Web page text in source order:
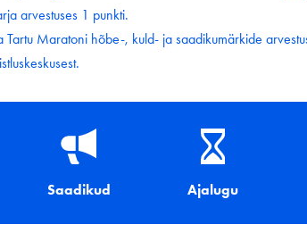
arvestuses 1 punkti.
Maratoni hõbe-, kuld- ja saadikumärkide
Saadikud Ajalugu